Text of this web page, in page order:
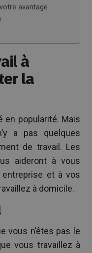
avantage
à
la
en popularité. Mais
a pas quelques
de travail. Les
aideront à vous
et à vos
à domicile.
vous n’êtes pas le
vous travaillez à